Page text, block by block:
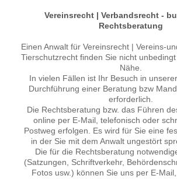
Vereinsrecht | Verbandsrecht -
Rechtsberatung
Einen Anwalt für Vereinsrecht | Vereins-
Tierschutzrecht finden Sie nicht
Nähe.
In vielen Fällen ist Ihr Besuch in
Durchführung einer Beratung bzw
erforderlich.
Die Rechtsberatung bzw. das Führen
online per E-Mail, telefonisch oder
Postweg erfolgen. Es wird für Sie eine
in der Sie mit dem Anwalt ungestört
Die für die Rechtsberatung
(Satzungen, Schriftverkehr,
Fotos usw.) können Sie uns per E-